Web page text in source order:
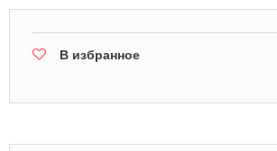
В избранное